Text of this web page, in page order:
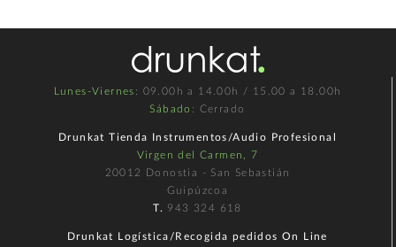
Lunes-Viernes : 09.00h a 14.00h / 15.00 a 18.00h
Sábado : Cerrado
Drunkat Tienda Instrumentos/Audio Profesional
Virgen del Carmen, 7
20012 Donostia - San Sebastián
Guipúzcoa
T. 943 324 618
Drunkat Logística/Recogida pedidos On Line